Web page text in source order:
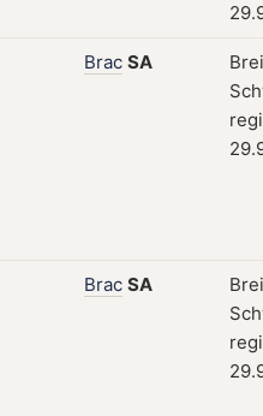
Brac SA
Brac SA